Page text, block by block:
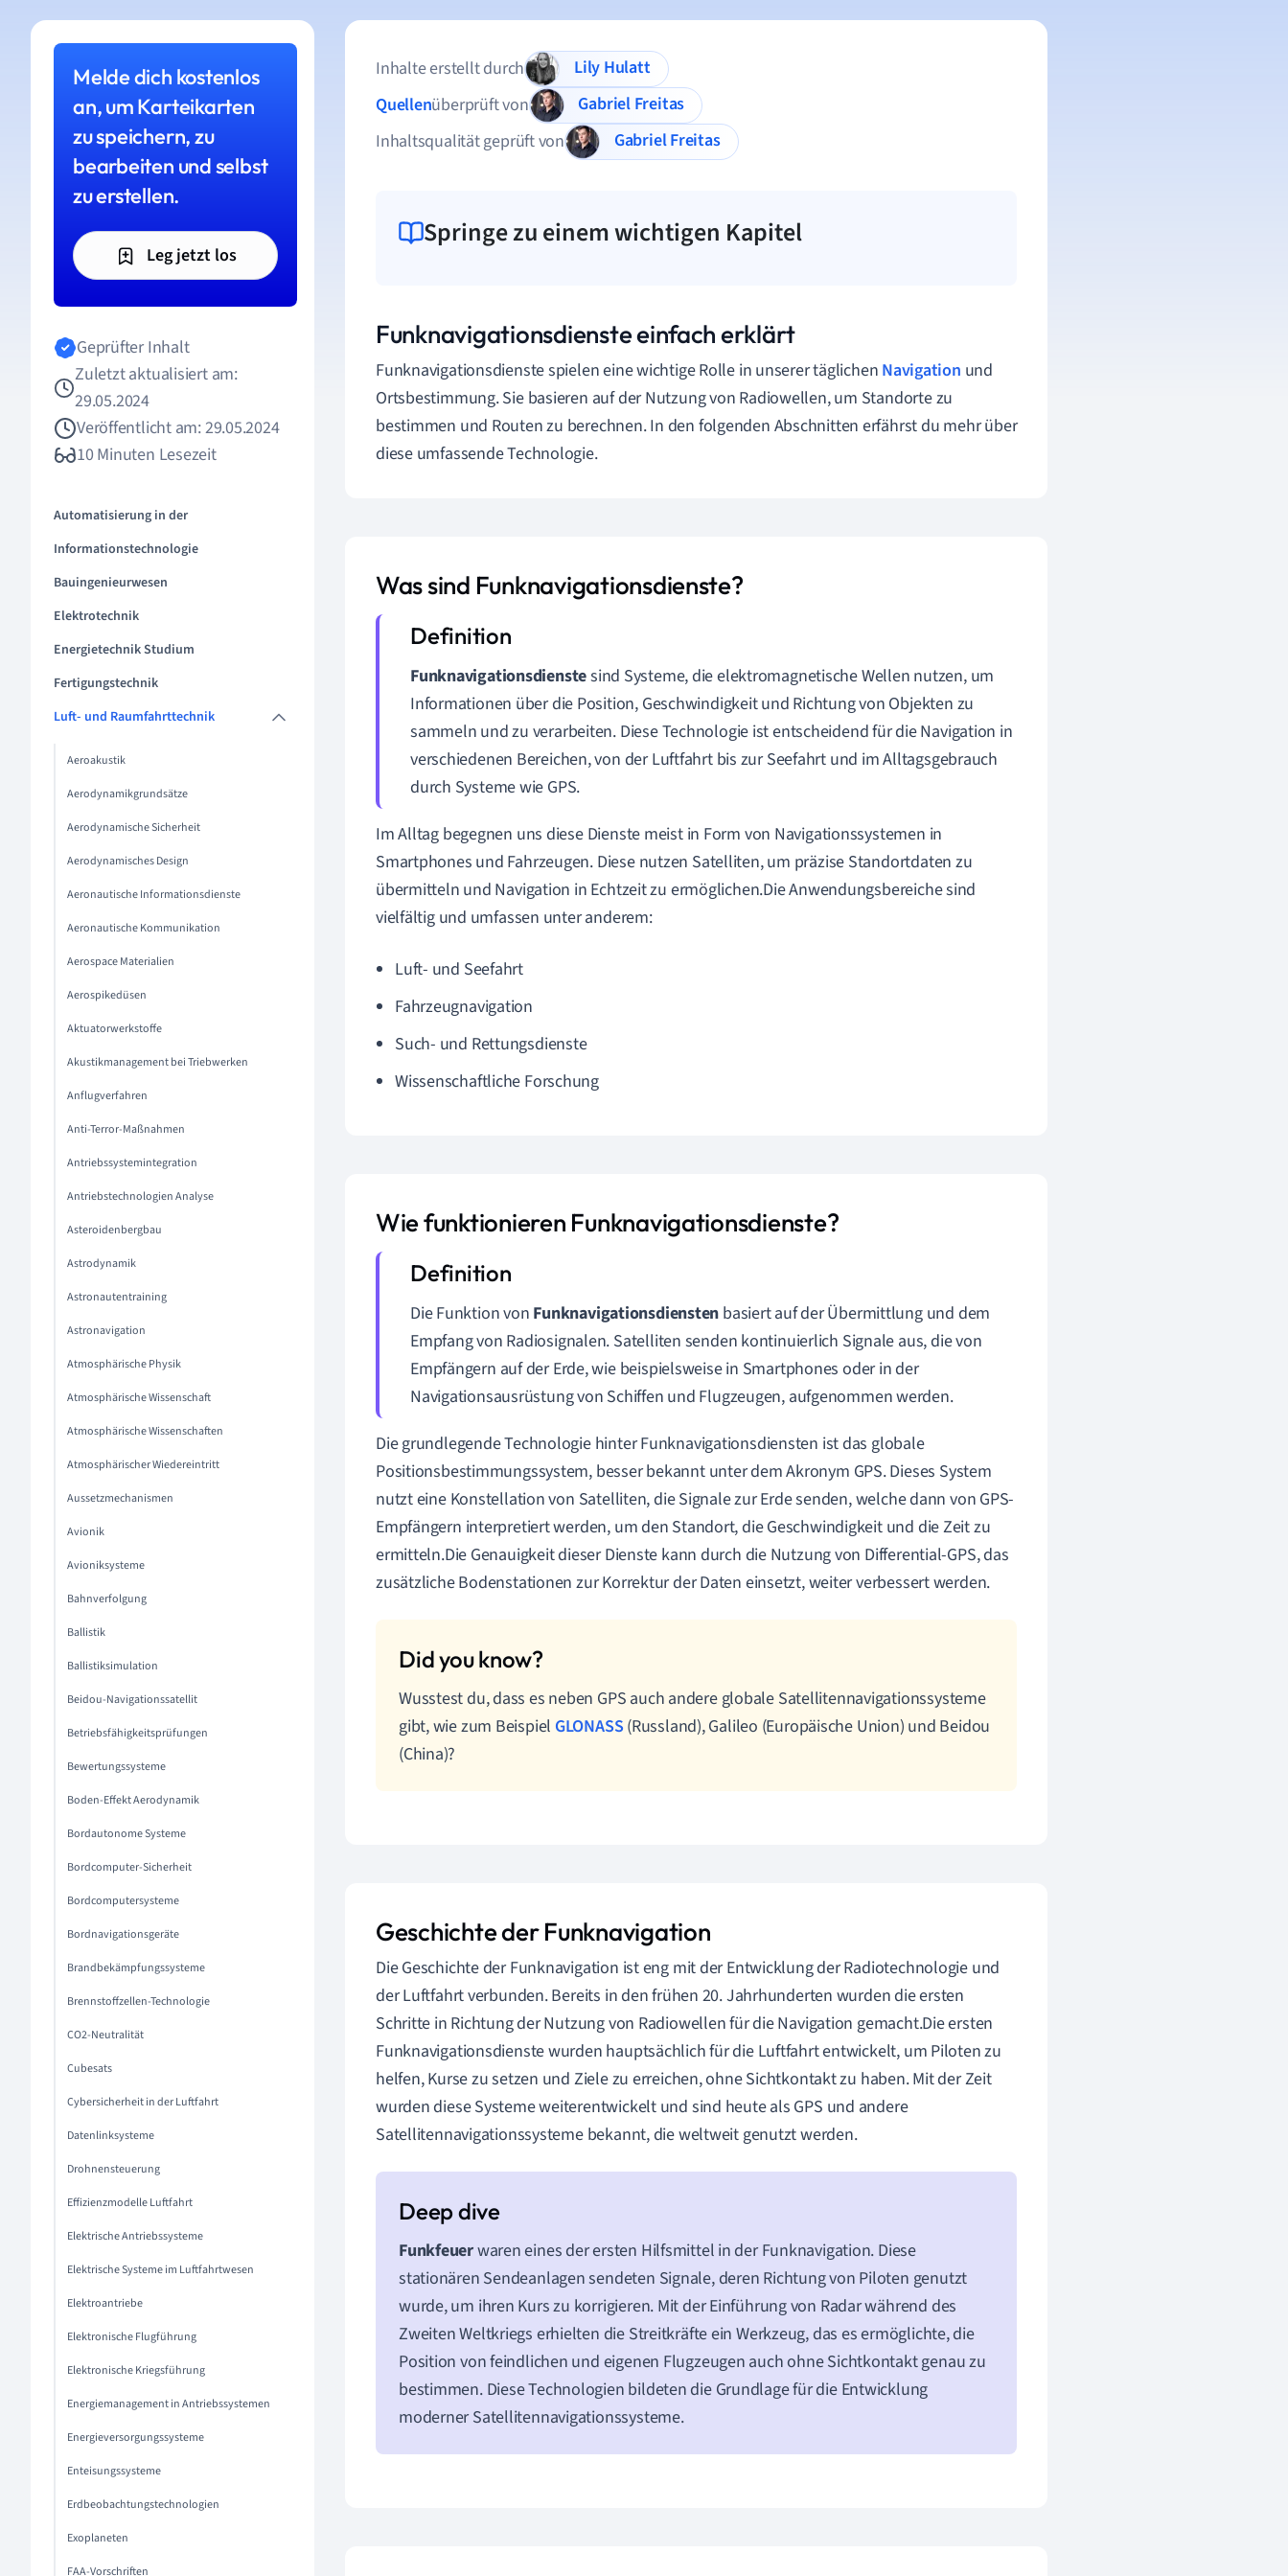
Melde dich kostenlos
an, um Karteikarten
zu speichern, zu
bearbeiten und selbst
zu erstellen.
Leg jetzt los
Geprüfter Inhalt
Zuletzt aktualisiert am:
29.05.2024
Veröffentlicht am: 29.05.2024
10 Minuten Lesezeit
Automatisierung in der
Informationstechnologie
Bauingenieurwesen
Elektrotechnik
Energietechnik Studium
Fertigungstechnik
Luft- und Raumfahrttechnik
Aeroakustik
Aerodynamikgrundsätze
Aerodynamische Sicherheit
Aerodynamisches Design
Aeronautische Informationsdienste
Aeronautische Kommunikation
Aerospace Materialien
Aerospikedüsen
Aktuatorwerkstoffe
Akustikmanagement bei Triebwerken
Anflugverfahren
Anti-Terror-Maßnahmen
Antriebssystemintegration
Antriebstechnologien Analyse
Asteroidenbergbau
Astrodynamik
Astronautentraining
Astronavigation
Atmosphärische Physik
Atmosphärische Wissenschaft
Atmosphärische Wissenschaften
Atmosphärischer Wiedereintritt
Aussetzmechanismen
Avionik
Avioniksysteme
Bahnverfolgung
Ballistik
Ballistiksimulation
Beidou-Navigationssatellit
Betriebsfähigkeitsprüfungen
Bewertungssysteme
Boden-Effekt Aerodynamik
Bordautonome Systeme
Bordcomputer-Sicherheit
Bordcomputersysteme
Bordnavigationsgeräte
Brandbekämpfungssysteme
Brennstoffzellen-Technologie
CO2-Neutralität
Cubesats
Cybersicherheit in der Luftfahrt
Datenlinksysteme
Drohnensteuerung
Effizienzmodelle Luftfahrt
Elektrische Antriebssysteme
Elektrische Systeme im Luftfahrtwesen
Elektroantriebe
Elektronische Flugführung
Elektronische Kriegsführung
Energiemanagement in Antriebssystemen
Energieversorgungssysteme
Enteisungssysteme
Erdbeobachtungstechnologien
Exoplaneten
FAA-Vorschriften
Inhalte erstellt durch
Lily Hulatt
Quellenüberprüft von
Gabriel Freitas
Inhaltsqualität geprüft von
Gabriel Freitas
Springe zu einem wichtigen Kapitel
Funknavigationsdienste einfach erklärt
Funknavigationsdienste spielen eine wichtige Rolle in unserer täglichen Navigation und
Ortsbestimmung. Sie basieren auf der Nutzung von Radiowellen, um Standorte zu
bestimmen und Routen zu berechnen. In den folgenden Abschnitten erfährst du mehr über
diese umfassende Technologie.
Was sind Funknavigationsdienste?
Funknavigationsdienstesind Systeme, die elektromagnetische Wellen nutzen, um
Informationen über die Position, Geschwindigkeit und Richtung von Objekten zu
sammeln und zu verarbeiten. Diese Technologie ist entscheidend für die Navigation in
verschiedenen Bereichen, von der Luftfahrt bis zur Seefahrt und im Alltagsgebrauch
durch Systeme wie GPS.
Im Alltag begegnen uns diese Dienste meist in Form von Navigationssystemen in
Smartphones und Fahrzeugen. Diese nutzen Satelliten, um präzise Standortdaten zu
übermitteln und Navigation in Echtzeit zu ermöglichen.Die Anwendungsbereiche sind
vielfältig und umfassen unter anderem:
Luft- und Seefahrt
Fahrzeugnavigation
Such- und Rettungsdienste
Wissenschaftliche Forschung
Wie funktionieren Funknavigationsdienste?
Die Funktion von Funknavigationsdiensten basiert auf der Übermittlung und dem
Empfang von Radiosignalen. Satelliten senden kontinuierlich Signale aus, die von
Empfängern auf der Erde, wie beispielsweise in Smartphones oder in der
Navigationsausrüstung von Schiffen und Flugzeugen, aufgenommen werden.
Die grundlegende Technologie hinter Funknavigationsdiensten ist das globale
Positionsbestimmungssystem, besser bekannt unter dem Akronym GPS. Dieses System
nutzt eine Konstellation von Satelliten, die Signale zur Erde senden, welche dann von GPS-
Empfängern interpretiert werden, um den Standort, die Geschwindigkeit und die Zeit zu
ermitteln.Die Genauigkeit dieser Dienste kann durch die Nutzung von Differential-GPS, das
zusätzliche Bodenstationen zur Korrektur der Daten einsetzt, weiter verbessert werden.
Wusstest du, dass es neben GPS auch andere globale Satellitennavigationssysteme
gibt, wie zum Beispiel GLONASS(Russland), Galileo (Europäische Union) und Beidou
(China)?
Geschichte der Funknavigation
Die Geschichte der Funknavigation ist eng mit der Entwicklung der Radiotechnologie und
der Luftfahrt verbunden. Bereits in den frühen 20. Jahrhunderten wurden die ersten
Schritte in Richtung der Nutzung von Radiowellen für die Navigation gemacht.Die ersten
Funknavigationsdienste wurden hauptsächlich für die Luftfahrt entwickelt, um Piloten zu
helfen, Kurse zu setzen und Ziele zu erreichen, ohne Sichtkontakt zu haben. Mit der Zeit
wurden diese Systeme weiterentwickelt und sind heute als GPS und andere
Satellitennavigationssysteme bekannt, die weltweit genutzt werden.
Funkfeuerwaren eines der ersten Hilfsmittel in der Funknavigation. Diese
stationären Sendeanlagen sendeten Signale, deren Richtung von Piloten genutzt
wurde, um ihren Kurs zu korrigieren. Mit der Einführung von Radar während des
Zweiten Weltkriegs erhielten die Streitkräfte ein Werkzeug, das es ermöglichte, die
Position von feindlichen und eigenen Flugzeugen auch ohne Sichtkontakt genau zu
bestimmen. Diese Technologien bildeten die Grundlage für die Entwicklung
moderner Satellitennavigationssysteme.